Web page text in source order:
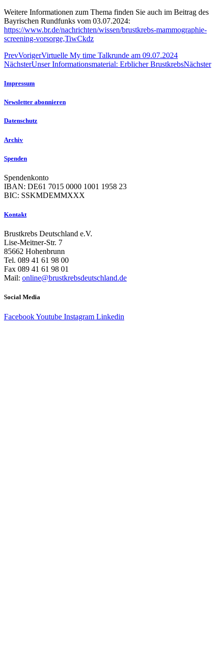
Weitere Informationen zum Thema finden Sie auch im Beitrag des
Bayrischen Rundfunks vom 03.07.2024:
https://www.br.de/nachrichten/wissen/brustkrebs-mammographie-
screening-vorsorge,TiwCkdz
PrevVorigerVirtuelle My time Talkrunde am 09.07.2024
NächsterUnser Informationsmaterial: Erblicher BrustkrebsNächster
Impressum
Newsletter abonnieren
Datenschutz
Archiv
Spenden
Spendenkonto
IBAN: DE61 7015 0000 1001 1958 23
BIC: SSKMDEMMXXX
Kontakt
Brustkrebs Deutschland e.V.
Lise-Meitner-Str. 7
85662 Hohenbrunn
Tel. 089 41 61 98 00
Fax 089 41 61 98 01
Mail: online@brustkrebsdeutschland.de
Social Media
FacebookYoutube Instagram Linkedin